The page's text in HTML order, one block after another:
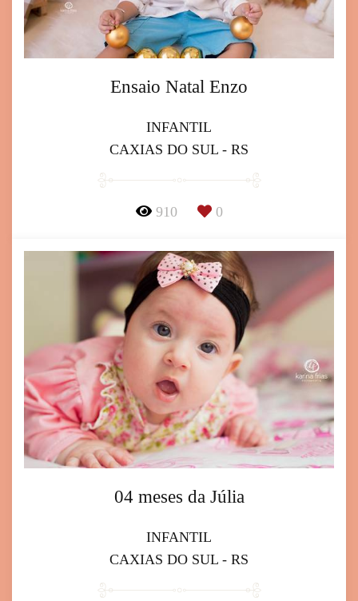
Ensaio Natal Enzo
INFANTIL
CAXIAS DO SUL - RS
910 0
04 meses da Júlia
INFANTIL
CAXIAS DO SUL - RS